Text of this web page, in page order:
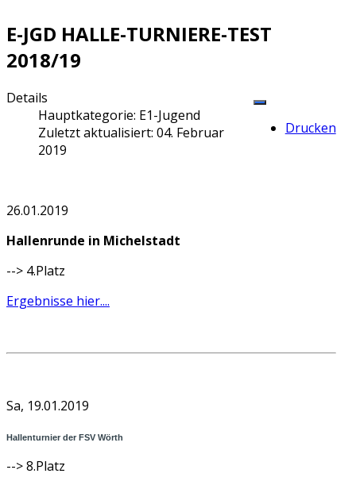
E-JGD HALLE-TURNIERE-TEST
2018/19
Drucken
Details
Hauptkategorie: E1-Jugend
Zuletzt aktualisiert: 04. Februar
2019
26.01.2019
Hallenrunde in Michelstadt
--> 4.Platz
Ergebnisse hier....
Sa, 19.01.2019
Hallenturnier der FSV Wörth
--> 8.Platz